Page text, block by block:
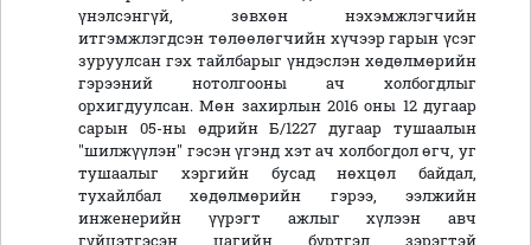
үнэлсэнгүй, зөвхөн нэхэмжлэгчийн
итгэмжлэгдсэн төлөөлөгчийн хүчээр гарын үсэг
зуруулсан гэх тайлбарыг үндэслэн хөдөлмөрийн
гэрээний нотолгооны ач холбогдлыг
орхигдуулсан. Мөн захирлын 2016 оны 12 дугаар
сарын 05-ны өдрийн Б/1227 дугаар тушаалын
"шилжүүлэн" гэсэн үгэнд хэт ач холбогдол өгч, уг
тушаалыг хэргийн бусад нөхцөл байдал,
тухайлбал хөдөлмөрийн гэрээ, ээлжийн
инженерийн үүрэгт ажлыг хүлээн авч
гүйцэтгэсэн цагийн бүртгэл зэрэгтэй